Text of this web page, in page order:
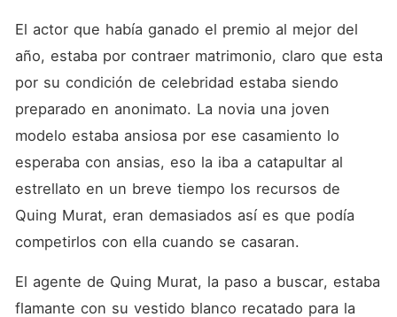
los haga compatibles?
Descúbrelo en está historia.
El actor que había ganado el premio al mejor del
año, estaba por contraer matrimonio, claro que esta
por su condición de celebridad estaba siendo
preparado en anonimato. La novia una joven
modelo estaba ansiosa por ese casamiento lo
esperaba con ansias, eso la iba a catapultar al
estrellato en un breve tiempo los recursos de
Quing Murat, eran demasiados así es que podía
competirlos con ella cuando se casaran.
El agente de Quing Murat, la paso a buscar, estaba
flamante con su vestido blanco recatado para la